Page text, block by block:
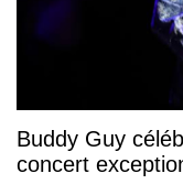
Buddy Guy
concert